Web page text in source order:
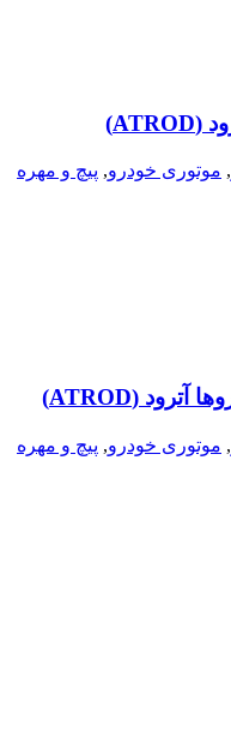
, موتوری خودرو, پیچ و مهره
, موتوری خودرو, پیچ و مهره